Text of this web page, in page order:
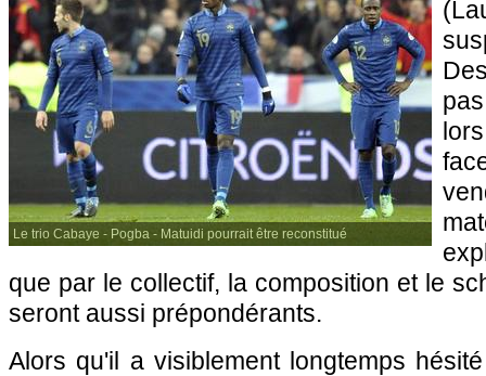
Le trio Cabaye - Pogba - Matuidi pourrait être reconstitué
que par le collectif, la composition et le
seront aussi prépondérants.
Alors qu'il a visiblement longtemps